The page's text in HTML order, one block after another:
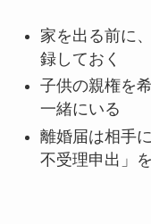
家を出る前に
録しておく
子供の親権を
一緒にいる
離婚届は相手
不受理申出」